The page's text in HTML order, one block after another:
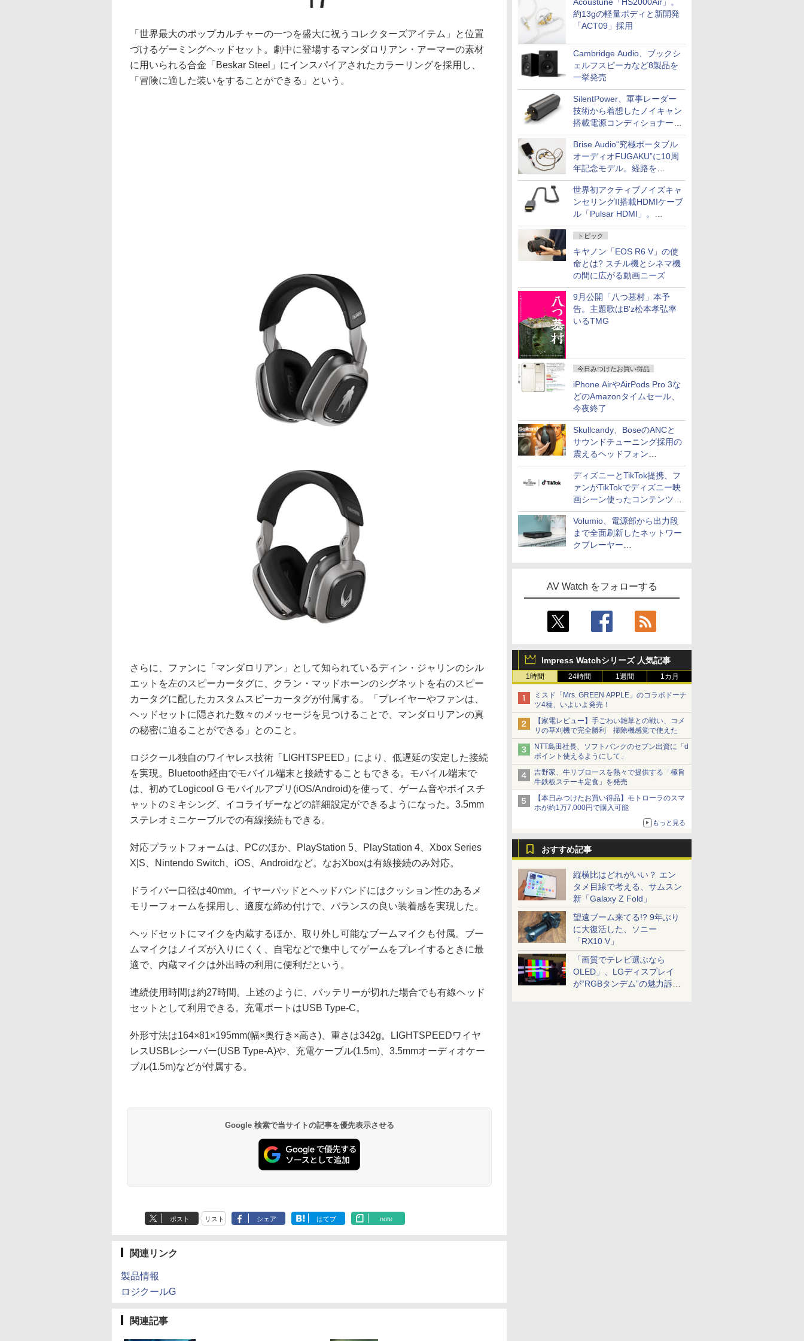
約13gの軽量ボディと新開発
「ACT09」採用
Cambridge Audio、ブックシ
ェルフスピーカなど8製品を
一挙発売
SilentPower、軍事レーダー
技術から着想したノイキャン
搭載電源コンディショナー
「AC iPurifier2」
Brise Audio“究極ポータブル
オーディオFUGAKU”に10周
年記念モデル。経路を
NISHIKIで統一。400万円
世界初アクティブノイズキャ
ンセリングII搭載HDMIケーブ
ル「Pulsar HDMI」。
SilentPowerから
トピック
キヤノン「EOS R6 V」の使
命とは? スチル機とシネマ機
の間に広がる動画ニーズ
9月公開「八つ墓村」本予
告。主題歌はB'z松本孝弘率
いるTMG
今日みつけたお買い得品
iPhone AirやAirPods Pro 3な
どのAmazonタイムセール、
今夜終了
Skullcandy、BoseのANCと
サウンドチューニング採用の
震えるヘッドフォン
「Crusher 1080 ANC」
ディズニーとTikTok提携、フ
ァンがTikTokでディズニー映
画シーン使ったコンテンツ制
作、Disney+にも配信
Volumio、電源部から出力段
まで全面刷新したネットワー
クプレーヤー
AV Watch をフォローする
Impress Watchシリーズ 人気記事
1時間 24時間 1週間 1カ月
ミスド「Mrs. GREEN APPLE」のコラボドーナ
ツ4種、いよいよ発売！
【家電レビュー】手ごわい雑草との戦い、コメ
リの草刈機で完全勝利 掃除機感覚で使えた
NTT島田社長、ソフトバンクのセブン出資に「d
ポイント使えるようにして」
吉野家、牛リブロースを熱々で提供する「極旨
牛鉄板ステーキ定食」を発売
【本日みつけたお買い得品】モトローラのスマ
ホが約1万7,000円で購入可能
もっと見る
おすすめ記事
縦横比はどれがいい？ エン
タメ目線で考える、サムスン
新「Galaxy Z Fold」
望遠ブーム来てる!? 9年ぶり
に大復活した、ソニー
「RX10 V」
「画質でテレビ選ぶなら
OLED」、LGディスプレイ
が“RGBタンデム”の魅力訴
「世界最大のポップカルチャーの一つを盛大に祝うコレクターズアイテム」と位置
づけるゲーミングヘッドセット。劇中に登場するマンダロリアン・アーマーの素材
に用いられる合金「Beskar Steel」にインスパイアされたカラーリングを採用し、
「冒険に適した装いをすることができる」という。
さらに、ファンに「マンダロリアン」として知られているディン・ジャリンのシル
エットを左のスピーカータグに、クラン・マッドホーンのシグネットを右のスピー
カータグに配したカスタムスピーカータグが付属する。「プレイヤーやファンは、
ヘッドセットに隠された数々のメッセージを見つけることで、マンダロリアンの真
の秘密に迫ることができる」とのこと。
ロジクール独自のワイヤレス技術「LIGHTSPEED」により、低遅延の安定した接続
を実現。Bluetooth経由でモバイル端末と接続することもできる。モバイル端末で
は、初めてLogicool G モバイルアプリ(iOS/Android)を使って、ゲーム音やボイスチ
ャットのミキシング、イコライザーなどの詳細設定ができるようになった。3.5mm
ステレオミニケーブルでの有線接続もできる。
対応プラットフォームは、PCのほか、PlayStation 5、PlayStation 4、Xbox Series
X|S、Nintendo Switch、iOS、Androidなど。なおXboxは有線接続のみ対応。
ドライバー口径は40mm。イヤーパッドとヘッドバンドにはクッション性のあるメ
モリーフォームを採用し、適度な締め付けで、バランスの良い装着感を実現した。
ヘッドセットにマイクを内蔵するほか、取り外し可能なブームマイクも付属。ブー
ムマイクはノイズが入りにくく、自宅などで集中してゲームをプレイするときに最
適で、内蔵マイクは外出時の利用に便利だという。
連続使用時間は約27時間。上述のように、バッテリーが切れた場合でも有線ヘッド
セットとして利用できる。充電ポートはUSB Type-C。
外形寸法は164×81×195mm(幅×奥行き×高さ)、重さは342g。LIGHTSPEEDワイヤ
レスUSBレシーバー(USB Type-A)や、充電ケーブル(1.5m)、3.5mmオーディオケー
ブル(1.5m)などが付属する。
Google 検索で当サイトの記事を優先表示させる
ポスト リスト シェア はてブ note
関連リンク
製品情報
ロジクールG
関連記事